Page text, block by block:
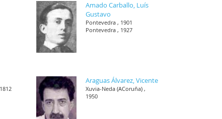
Amado Carballo, Luís
Gustavo
Pontevedra , 1901
Pontevedra , 1927
Araguas Álvarez, Vicente
Xuvia-Neda (ACoruña) ,
1950